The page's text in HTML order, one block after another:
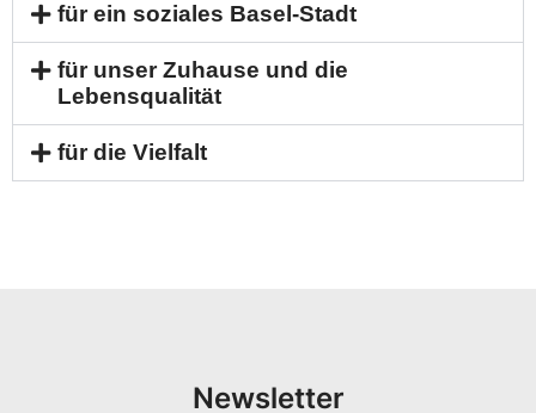
für ein soziales Basel-Stadt
für unser Zuhause und die
Lebensqualität
für die Vielfalt
Newsletter